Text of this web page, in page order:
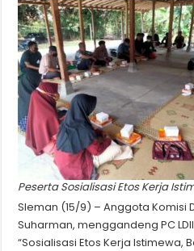
Peserta Sosialisasi Etos Kerja
Sleman (15/9) – Anggota Komisi D
Suharman, menggandeng PC
“Sosialisasi Etos Kerja Istimewa,